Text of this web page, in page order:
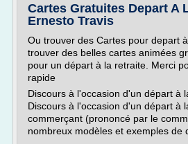
Cartes Gratuites Depart A
Ernesto Travis
Ou trouver des Cartes pour depart
trouver des belles cartes animées
pour un départ à la retraite. Merci
rapide
Discours à l'occasion d'un départ à
Discours à l'occasion d'un départ à
commerçant (prononcé par le
nombreux modèles et exemples de